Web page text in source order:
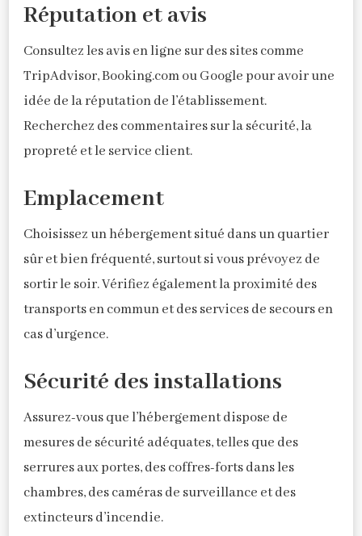
Réputation et avis
Consultez les avis en ligne sur des sites comme
TripAdvisor, Booking.com ou Google pour avoir une
idée de la réputation de l’établissement.
Recherchez des commentaires sur la sécurité, la
propreté et le service client.
Emplacement
Choisissez un hébergement situé dans un quartier
sûr et bien fréquenté, surtout si vous prévoyez de
sortir le soir. Vérifiez également la proximité des
transports en commun et des services de secours en
cas d’urgence.
Sécurité des installations
Assurez-vous que l’hébergement dispose de
mesures de sécurité adéquates, telles que des
serrures aux portes, des coffres-forts dans les
chambres, des caméras de surveillance et des
extincteurs d’incendie.